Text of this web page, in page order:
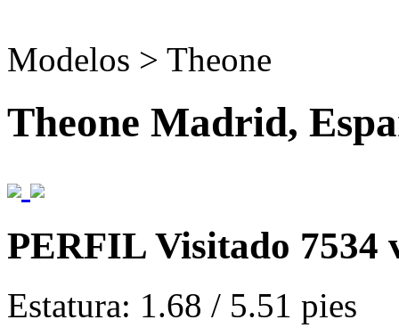
Modelos > Theone
Theone Madrid,
PERFIL Visitado 7534
Estatura: 1.68 / 5.51 pies